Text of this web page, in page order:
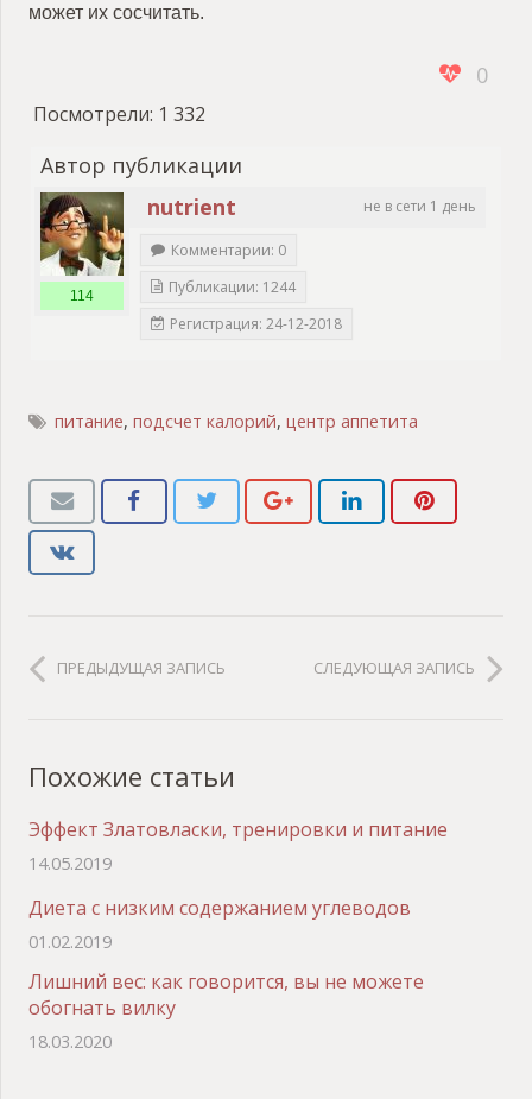
может их сосчитать.
0
Посмотрели: 1 332
Автор публикации
не в сети 1 день
nutrient
114
Комментарии: 0
Публикации: 1244
Регистрация: 24-12-2018
питание,подсчет калорий,центр аппетита
ПРЕДЫДУЩАЯ ЗАПИСЬ СЛЕДУЮЩАЯ ЗАПИСЬ
Похожие статьи
Эффект Златовласки, тренировки и питание
14.05.2019
Диета с низким содержанием углеводов
01.02.2019
Лишний вес: как говорится, вы не можете
обогнать вилку
18.03.2020